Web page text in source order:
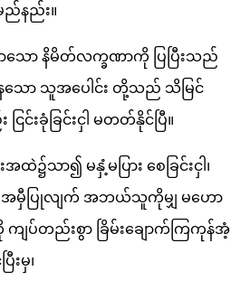
နည်း။
ော နိမိတ်လက္ခဏာကို ပြပြီးသည်
သော သူအပေါင်း တို့သည် သိမြင်
င်းခုံခြင်းငှါ မတတ်နိုင်ပြီ။
၌သာ၍ မနှံ့မပြား စေခြင်းငှါ၊
အမှီပြုလျက် အဘယ်သူကိုမျှ မဟော
ျပ်တည်းစွာ ခြိမ်းချောက်ကြကုန်အံ့
းမှ၊